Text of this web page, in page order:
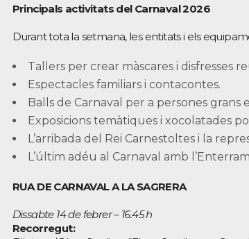
Principals activitats del Carnaval 2026
Durant tota la setmana, les entitats i els
Tallers per crear màscares i disfresses
Espectacles familiars i contacontes.
Balls de Carnaval per a persones grans
Exposicions temàtiques i xocolatades
L’arribada del Rei Carnestoltes i la
L’últim adéu al Carnaval amb
RUA DE CARNAVAL A LA SAGRERA
Dissabte 14 de febrer – 16.45 h
Recorregut: